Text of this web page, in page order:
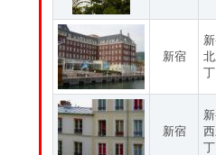
新宿
新宿